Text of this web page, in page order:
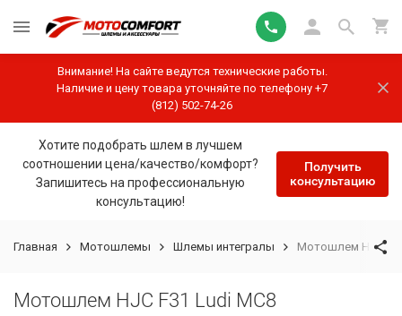
Внимание! На сайте ведутся технические работы.
Наличие и цену товара уточняйте по телефону +7
(812) 502-74-26
Хотите подобрать шлем в лучшем
соотношении цена/качество/комфорт?
Запишитесь на профессиональную
консультацию!
Получить
консультацию
Главная Мотошлемы Шлемы интегралы Мотошлем HJC
Мотошлем HJC F31 Ludi MC8